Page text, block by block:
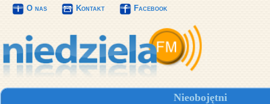
O nas Kontakt Facebook
Nieobojętni